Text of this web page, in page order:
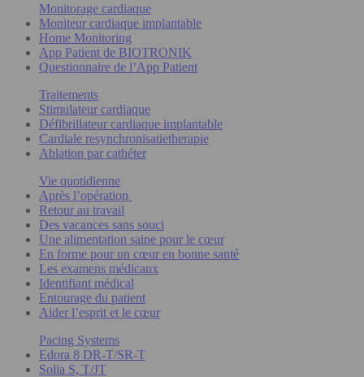
Monitorage cardiaque
Moniteur cardiaque implantable
Home Monitoring
App Patient de BIOTRONIK
Questionnaire de l’App Patient
Traitements
Stimulateur cardiaque
Défibrillateur cardiaque implantable
Cardiale resynchronisatietherapie
Ablation par cathéter
Vie quotidienne
Après l’opération
Retour au travail
Des vacances sans souci
Une alimentation saine pour le cœur
En forme pour un cœur en bonne santé
Les examens médicaux
Identifiant médical
Entourage du patient
Aider l’esprit et le cœur
Pacing Systems
Edora 8 DR-T/SR-T
Solia S, T/JT